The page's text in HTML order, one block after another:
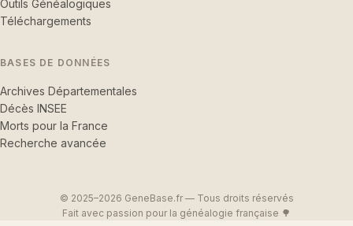
Outils Généalogiques
Téléchargements
BASES DE DONNÉES
Archives Départementales
Décès INSEE
Morts pour la France
Recherche avancée
© 2025–2026 GeneBase.fr — Tous droits réservés
Fait avec passion pour la généalogie française 🌳